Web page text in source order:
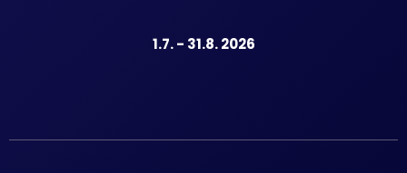
1.7. - 31.8. 2026